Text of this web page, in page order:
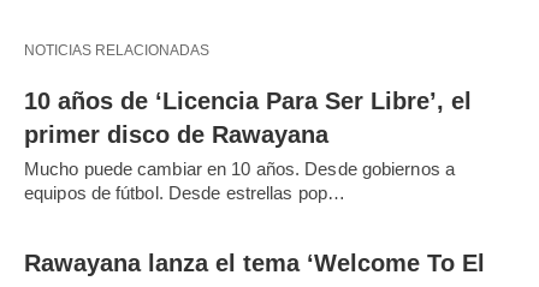
NOTICIAS RELACIONADAS
10 años de ‘Licencia Para Ser Libre’, el
primer disco de Rawayana
Mucho puede cambiar en 10 años. Desde gobiernos a
equipos de fútbol. Desde estrellas pop…
Rawayana lanza el tema ‘Welcome To El